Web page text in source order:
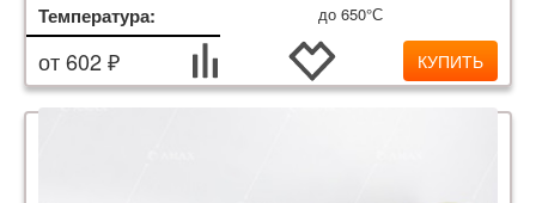
Температура: до 650°С
от 602 ₽ КУПИТЬ